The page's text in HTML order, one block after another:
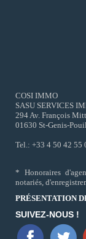
COSI IMMO
SASU SERVICES
294 Av. François
01630 St-Genis-
Tel.: +33 4 50 42 55
* Honoraires
notariés,
PRÉSENTATION
SUIVEZ-NOUS !